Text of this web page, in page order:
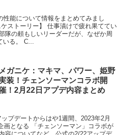
能について情報をまとめてみまし
ストーリー】 仕事漬けで疲れ果ててい
隊の頼もしいリーダーだが、なぜか周
いる。 C...
メガニケ：マキマ、パワー、姫野
装！チェンソーマンコラボ開
！2月22日アプデ内容まとめ
プデートからはや1週間、2023年2月
画となる 「チェンソーマン」コラボが